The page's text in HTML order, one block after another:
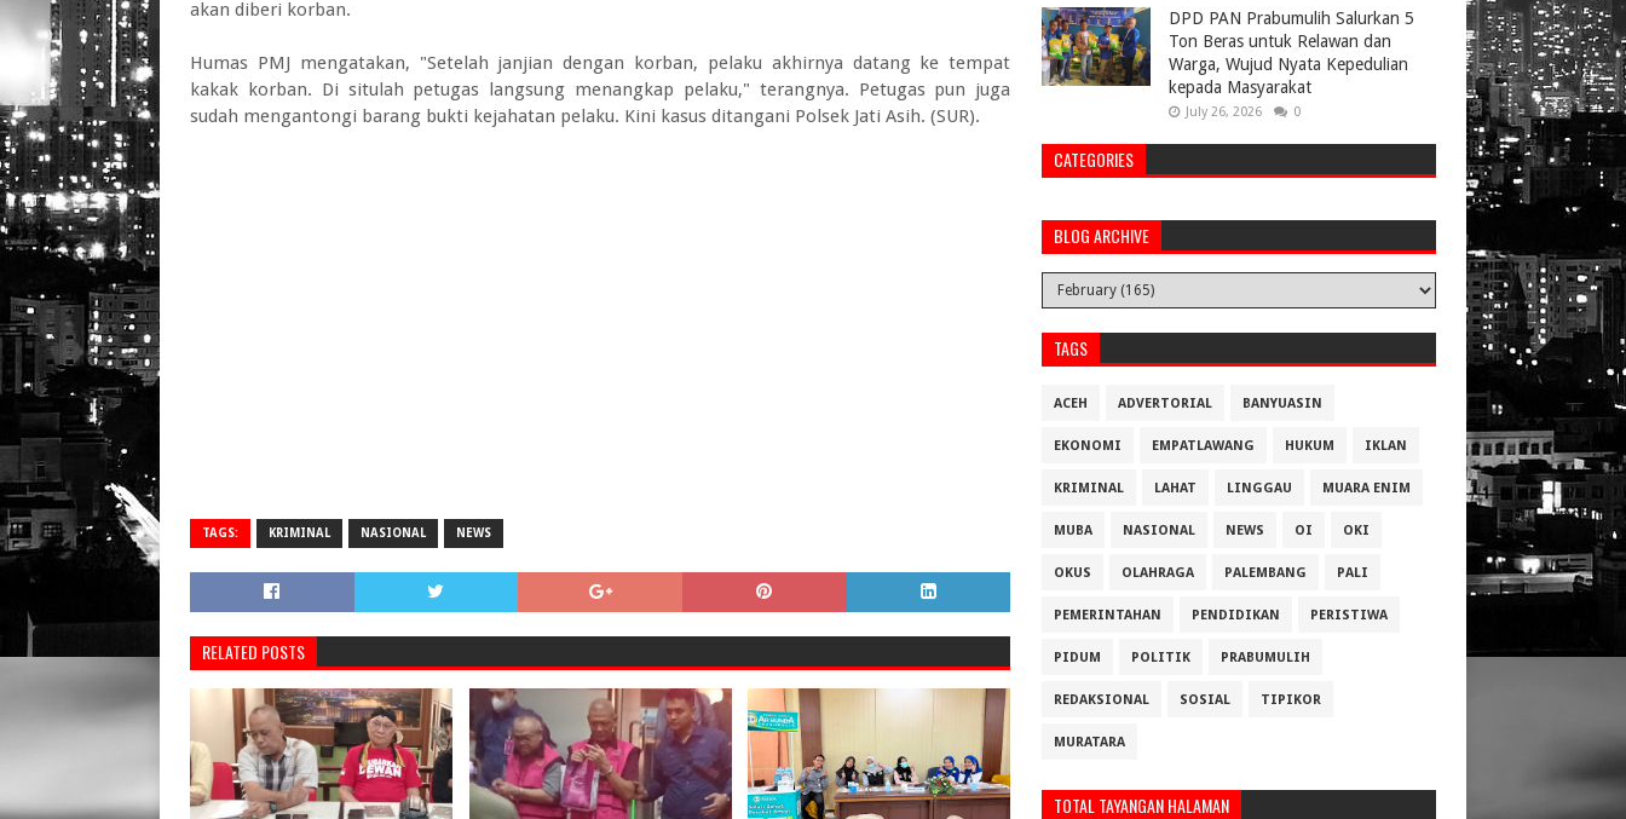
akan diberi korban.
Humas PMJ mengatakan, "Setelah janjian dengan korban, pelaku akhirnya datang ke tempat
kakak korban. Di situlah petugas langsung menangkap pelaku," terangnya. Petugas pun juga
sudah mengantongi barang bukti kejahatan pelaku. Kini kasus ditangani Polsek Jati Asih. (SUR).
TAGS: KRIMINAL NASIONAL NEWS
RELATED POSTS
DPD PAN Prabumulih Salurkan 5
Ton Beras untuk Relawan dan
Warga, Wujud Nyata Kepedulian
kepada Masyarakat
July 26, 2026 0
CATEGORIES
BLOG ARCHIVE
TAGS
ACEH ADVERTORIAL BANYUASIN
EKONOMI EMPATLAWANG HUKUM IKLAN
KRIMINAL LAHAT LINGGAU MUARA ENIM
MUBA NASIONAL NEWS OI OKI
OKUS OLAHRAGA PALEMBANG PALI
PEMERINTAHAN PENDIDIKAN PERISTIWA
PIDUM POLITIK PRABUMULIH
REDAKSIONAL SOSIAL TIPIKOR
MURATARA
TOTAL TAYANGAN HALAMAN